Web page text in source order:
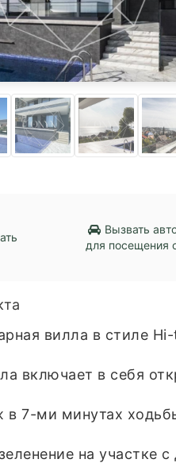
Вызвать
для посещения
вилла в стиле
включает в себя
7-ми минутах
на участке